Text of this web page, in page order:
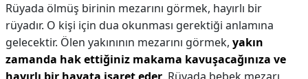
Rüyada ölmüş birinin mezarını görmek, hayırlı bir
rüyadır. O kişi için dua okunması gerektiği anlamına
gelecektir. Ölen yakınının mezarını görmek, yakın
zamanda hak ettiğiniz makama kavuşacağınıza ve